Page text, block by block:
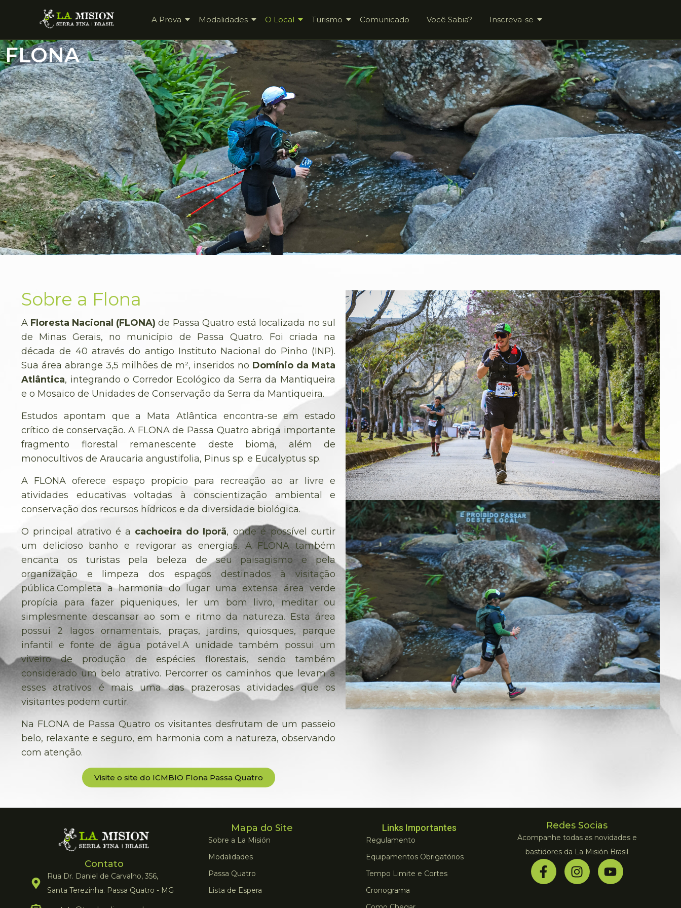
A Prova Modalidades O Local Turismo Comunicado Você Sabia? Inscreva-se
FLONA
Sobre a Flona
A Floresta Nacional (FLONA) de Passa Quatro está localizada no sul
de Minas Gerais, no município de Passa Quatro. Foi criada na
década de 40 através do antigo Instituto Nacional do Pinho (INP).
Sua área abrange 3,5 milhões de m², inseridos no Domínio da Mata
Atlântica, integrando o Corredor Ecológico da Serra da Mantiqueira
e o Mosaico de Unidades de Conservação da Serra da Mantiqueira.
Estudos apontam que a Mata Atlântica encontra-se em estado
crítico de conservação. A FLONA de Passa Quatro abriga importante
fragmento florestal remanescente deste bioma, além de
monocultivos de Araucaria angustifolia, Pinus sp. e Eucalyptus sp.
A FLONA oferece espaço propício para recreação ao ar livre e
atividades educativas voltadas à conscientização ambiental e
conservação dos recursos hídricos e da diversidade biológica.
O principal atrativo é a cachoeira do Iporã, onde é possível curtir
um delicioso banho e revigorar as energias. A FLONA também
encanta os turistas pela beleza de seu paisagismo e pela
organização e limpeza dos espaços destinados à visitação
pública.Completa a harmonia do lugar uma extensa área verde
propícia para fazer piqueniques, ler um bom livro, meditar ou
simplesmente descansar ao som e ritmo da natureza. Esta área
possui 2 lagos ornamentais, praças, jardins, quiosques, parque
infantil e fonte de água potável.A unidade também possui um
viveiro de produção de espécies florestais, sendo também
considerado um belo atrativo. Percorrer os caminhos que levam a
esses atrativos é mais uma das prazerosas atividades que os
visitantes podem curtir.
Na FLONA de Passa Quatro os visitantes desfrutam de um passeio
belo, relaxante e seguro, em harmonia com a natureza, observando
com atenção.
Visite o site do ICMBIO Flona Passa Quatro
Contato
Rua Dr. Daniel de Carvalho, 356,
Santa Terezinha. Passa Quatro - MG
Mapa do Site
Sobre a La Misión
Modalidades
Passa Quatro
Lista de Espera
Links Importantes
Regulamento
Equipamentos Obrigatórios
Tempo Limite e Cortes
Cronograma
Redes Socias
Acompanhe todas as novidades e
bastidores da La Misión Brasil